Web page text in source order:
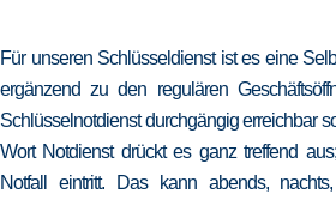
Für unseren Schlüsseldienst ist es eine
ergänzend zu den regulären
Schlüsselnotdienst durchgängig erreichbar
Wort Notdienst drückt es ganz treffend
Notfall eintritt. Das kann abends,